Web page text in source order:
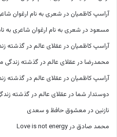
آراسپ کاظمیان در شعری به نام ارغوان
مسعود در شعری به نام ارغوان شاعری به
آراسپ کاظمیان در عقلای عالم در گذشته
محمدرضا در عقلای عالم در گذشته زندگی
آراسپ کاظمیان در عقلای عالم در گذشته
دوستدار شما در عقلای عالم در گذشته
نازنین در معشوق حافظ و سعدی
محمد صادق در Love is not energy